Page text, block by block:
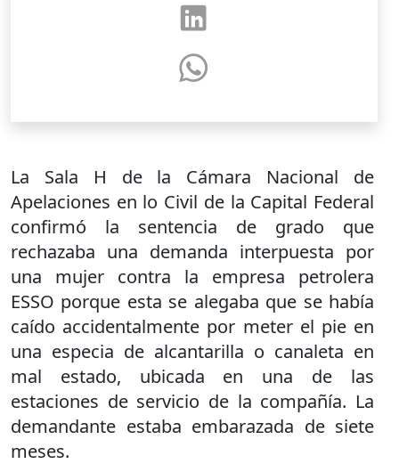
La Sala H de la Cámara Nacional de
Apelaciones en lo Civil de la Capital Federal
confirmó la sentencia de grado que
rechazaba una demanda interpuesta por
una mujer contra la empresa petrolera
ESSO porque esta se alegaba que se había
caído accidentalmente por meter el pie en
una especia de alcantarilla o canaleta en
mal estado, ubicada en una de las
estaciones de servicio de la compañía. La
demandante estaba embarazada de siete
meses.